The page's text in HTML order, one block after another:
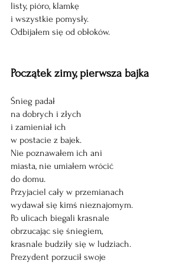
listy, pióro, klamkę
i wszystkie pomysły.
Odbijałem się od obłoków.
Początek zimy, pierwsza bajka
Śnieg padał
na dobrych i złych
i zamieniał ich
w postacie z bajek.
Nie poznawałem ich ani
miasta, nie umiałem wrócić
do domu.
Przyjaciel cały w przemianach
wydawał się kimś nieznajomym.
Po ulicach biegali krasnale
obrzucając się śniegiem,
krasnale budziły się w ludziach.
Prezydent porzucił swoje